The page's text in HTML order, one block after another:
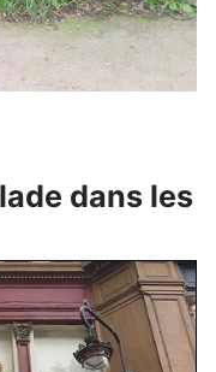
dans les